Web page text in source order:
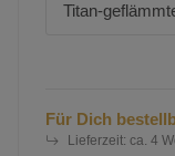
Titan-
Für Dich
Lieferzeit: ca. 4